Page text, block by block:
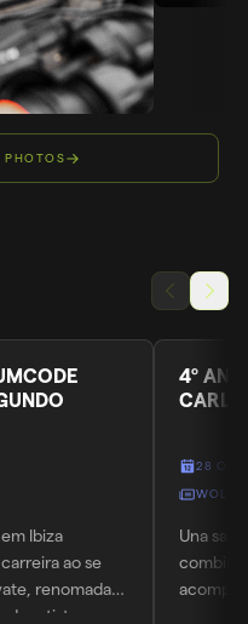
PHOTOS
Ibiza
ao se
renomada
artistas
4º
CARL
28
Una
combinó